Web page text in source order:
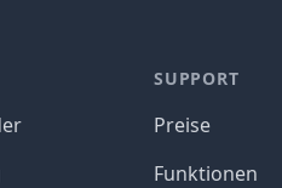
SUPPORT
Preise
Funktionen